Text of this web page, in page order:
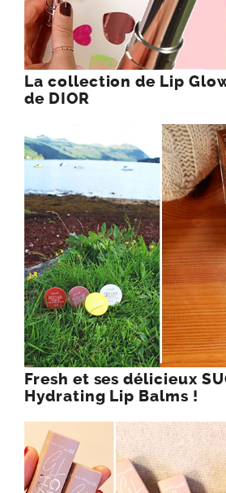
La collection de Lip
de DIOR
Fresh et ses délicieux
Hydrating Lip Balms !